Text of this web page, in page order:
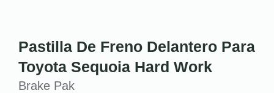
Pastilla De Freno Delantero Para
Toyota Sequoia Hard Work
Brake Pak